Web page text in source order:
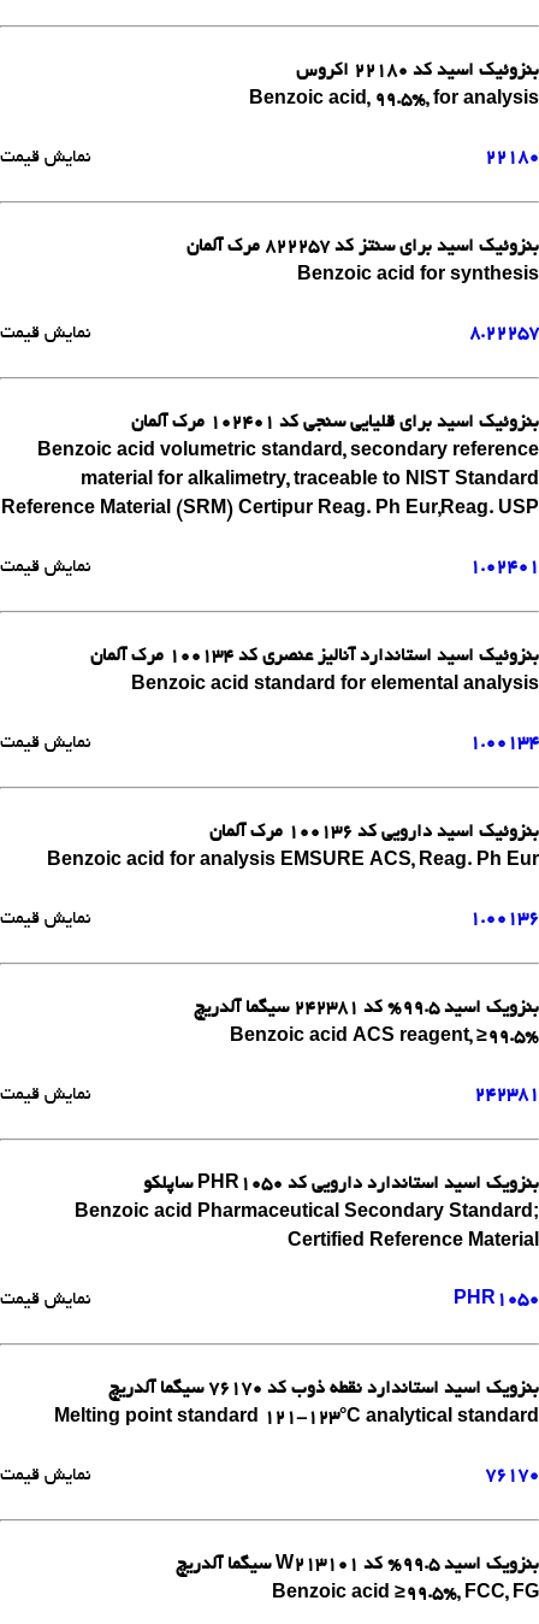
بنزوئیک اسید کد 22180 اکروس
Benzoic acid, 99.5%, for analysis
22180 نمایش قیمت
بنزوئیک اسید برای سنتز کد 822257 مرک آلمان
Benzoic acid for synthesis
8.22257 نمایش قیمت
بنزوئیک اسید برای قلیایی سنجی کد 102401 مرک آلمان
Benzoic acid volumetric standard, secondary reference
material for alkalimetry, traceable to NIST Standard
Reference Material (SRM) Certipur Reag. Ph Eur,Reag. USP
1.02401 نمایش قیمت
بنزوئیک اسید استاندارد آنالیز عنصری کد 100134 مرک آلمان
Benzoic acid standard for elemental analysis
1.00134 نمایش قیمت
بنزوئیک اسید دارویی کد 100136 مرک آلمان
Benzoic acid for analysis EMSURE ACS, Reag. Ph Eur
1.00136 نمایش قیمت
بنزویک اسید 99.5% کد 242381 سیگما آلدریچ
Benzoic acid ACS reagent, ≥99.5%
242381 نمایش قیمت
بنزویک اسید استاندارد دارویی کد PHR1050 ساپلکو
Benzoic acid Pharmaceutical Secondary Standard;
Certified Reference Material
PHR1050 نمایش قیمت
بنزویک اسید استاندارد نقطه ذوب کد 76170 سیگما آلدریچ
Melting point standard 121-123°C analytical standard
76170 نمایش قیمت
بنزویک اسید 99.5% کد W213101 سیگما آلدریچ
Benzoic acid ≥99.5%, FCC, FG